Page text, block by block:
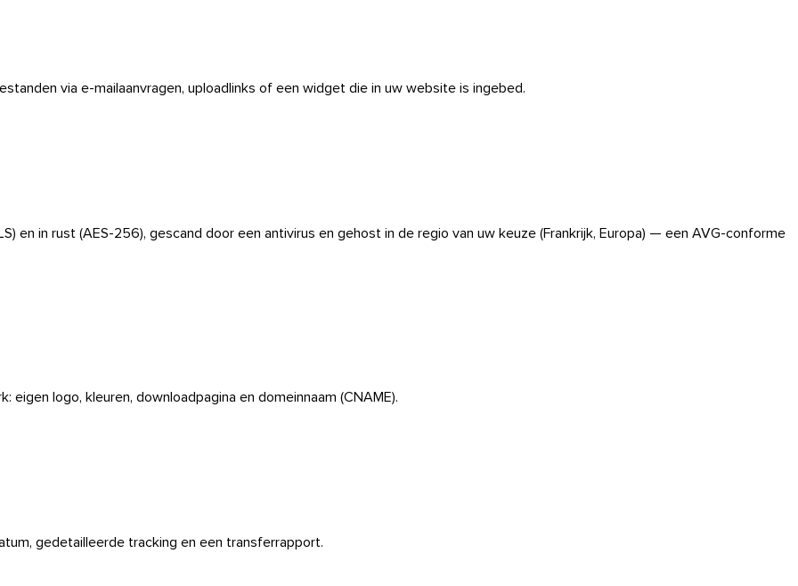
via e-mailaanvragen, uploadlinks of een widget die in uw website is ingebed.
en in rust (AES-256), gescand door een antivirus en gehost in de regio van uw keuze (Frankrijk, Europa) — een AVG-conforme
logo, kleuren, downloadpagina en domeinnaam (CNAME).
gedetailleerde tracking en een transferrapport.